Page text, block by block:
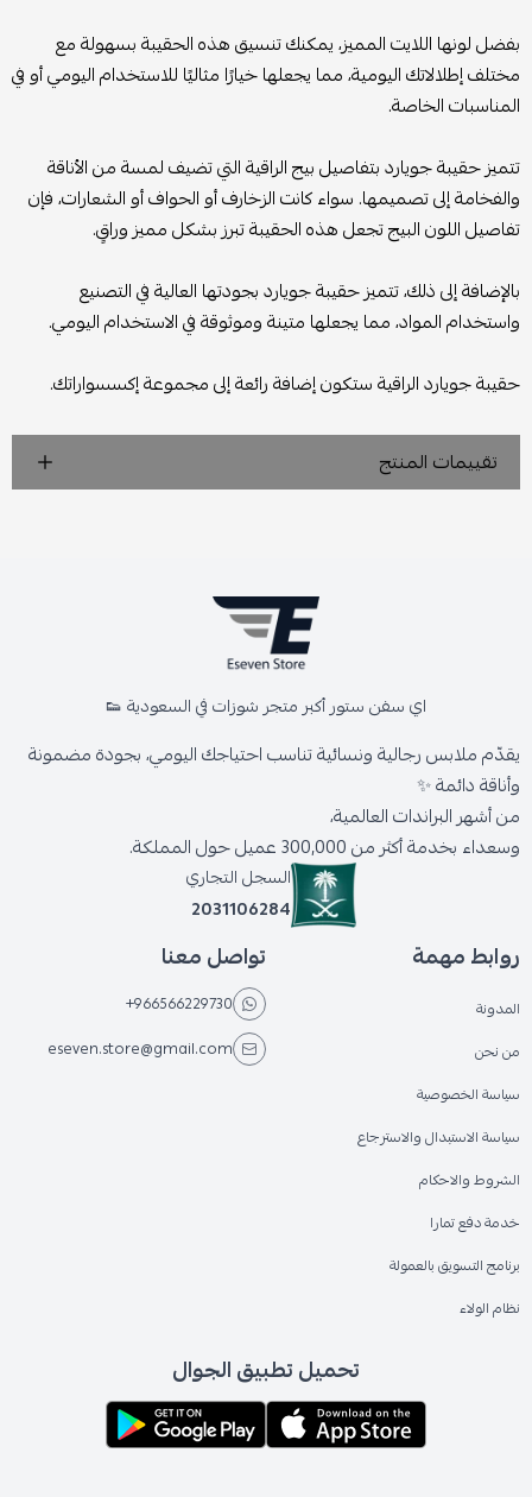
بفضل لونها اللايت المميز، يمكنك تنسيق هذه الحقيبة بسهولة مع
مختلف إطلالاتك اليومية، مما يجعلها خيارًا مثاليًا للاستخدام اليومي أو في
المناسبات الخاصة.
تتميز حقيبة جويارد بتفاصيل بيج الراقية التي تضيف لمسة من الأناقة
والفخامة إلى تصميمها. سواء كانت الزخارف أو الحواف أو الشعارات، فإن
تفاصيل اللون البيج تجعل هذه الحقيبة تبرز بشكل مميز وراقٍ.
بالإضافة إلى ذلك، تتميز حقيبة جويارد بجودتها العالية في التصنيع
واستخدام المواد، مما يجعلها متينة وموثوقة في الاستخدام اليومي.
حقيبة جويارد الراقية ستكون إضافة رائعة إلى مجموعة إكسسواراتك.
تقييمات المنتج
اي سفن ستور أكبر متجر شوزات في السعودية 👟
يقدّم ملابس رجالية ونسائية تناسب احتياجك اليومي، بجودة مضمونة
وأناقة دائمة ✨
من أشهر البراندات العالمية،
وسعداء بخدمة أكثر من 300,000 عميل حول المملكة.
السجل التجاري
2031106284
روابط مهمة
المدونة
من نحن
سياسة الخصوصية
سياسة الاستبدال والاسترجاع
الشروط والاحكام
خدمة دفع تمارا
برنامج التسويق بالعمولة
نظام الولاء
تواصل معنا
+966566229730
eseven.store@gmail.com
تحميل تطبيق الجوال